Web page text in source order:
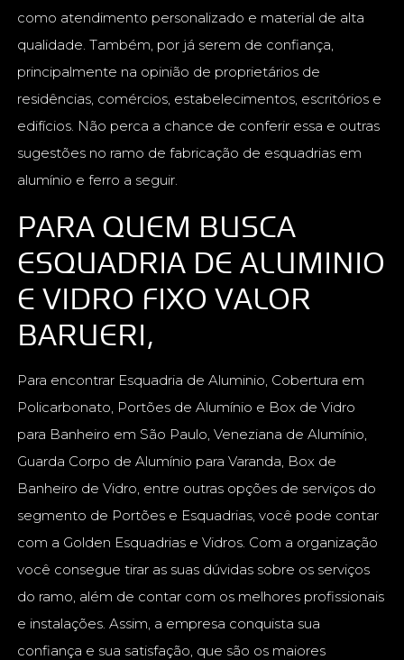
como atendimento personalizado e material de alta
qualidade. Também, por já serem de confiança,
principalmente na opinião de proprietários de
residências, comércios, estabelecimentos, escritórios e
edifícios. Não perca a chance de conferir essa e outras
sugestões no ramo de fabricação de esquadrias em
alumínio e ferro a seguir.
PARA QUEM BUSCA
ESQUADRIA DE ALUMINIO
E VIDRO FIXO VALOR
BARUERI,
Para encontrar Esquadria de Aluminio, Cobertura em
Policarbonato, Portões de Alumínio e Box de Vidro
para Banheiro em São Paulo, Veneziana de Alumínio,
Guarda Corpo de Alumínio para Varanda, Box de
Banheiro de Vidro, entre outras opções de serviços do
segmento de Portões e Esquadrias, você pode contar
com a Golden Esquadrias e Vidros. Com a organização
você consegue tirar as suas dúvidas sobre os serviços
do ramo, além de contar com os melhores profissionais
e instalações. Assim, a empresa conquista sua
confiança e sua satisfação, que são os maiores